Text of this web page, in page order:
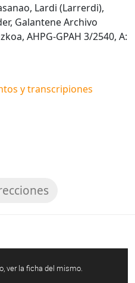
Lardi (Larrerdi),
Galantene Archivo
AHPG-GPAH 3/2540, A:
y transcripiones
ver la ficha del mismo.